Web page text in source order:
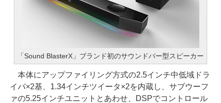
「Sound BlasterX」ブランド初のサウンドバー型スピーカー
本体にアップファイリング方式の2.5インチ中低域ドラ
イバ×2基、1.34インチツイータ×2を内蔵し、サブウーフ
ァの5.25インチユニットとあわせ、DSPでコントロール